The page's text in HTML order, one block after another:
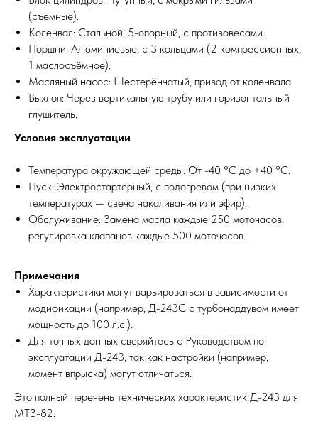
(съёмные).
Коленвал: Стальной, 5-опорный, с противовесами.
Поршни: Алюминиевые, с 3 кольцами (2 компрессионных,
1 маслосъёмное).
Масляный насос: Шестерёнчатый, привод от коленвала.
Выхлоп: Через вертикальную трубу или горизонтальный
глушитель.
Условия эксплуатации
Температура окружающей среды: От -40 °C до +40 °C.
Пуск: Электростартерный, с подогревом (при низких
температурах — свеча накаливания или эфир).
Обслуживание: Замена масла каждые 250 моточасов,
регулировка клапанов каждые 500 моточасов.
Примечания
Характеристики могут варьироваться в зависимости от
модификации (например, Д-243С с турбонаддувом имеет
мощность до 100 л.с.).
Для точных данных сверяйтесь с Руководством по
эксплуатации Д-243, так как настройки (например,
момент впрыска) могут отличаться.
Это полный перечень технических характеристик Д-243 для
МТЗ-82.